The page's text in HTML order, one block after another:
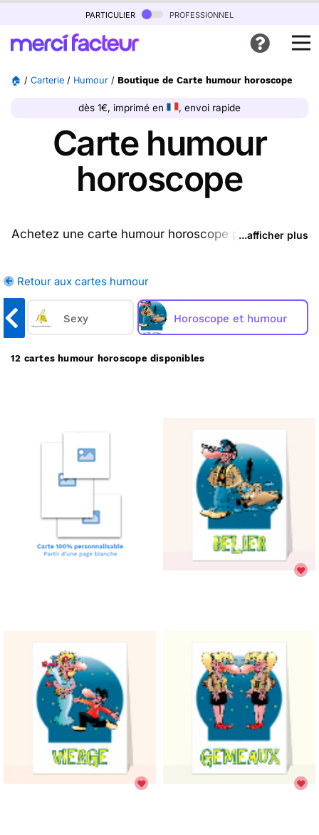
particulier professionnel
🏠 / Carterie / Humour / Boutique de Carte humour horoscope
dès 1€, imprimé en , envoi rapide
Carte humour
horoscope
Achetez une carte humour horoscope ptrésente sur
postons pour vous. En quelques clics, achetez une
ou plusieurs cartes humour horoscope sur Merci
Facteur, nous les imprimons et nous les envoyons
chez vous ou directement chez vos destinataires.
Merci Facteur vous propose
Choisissez une carte humour horoscope;
🎨 Personnalisez votre carte;
💳 Payez votre commande;
✉️ Nous imprimons & postons votre carte;
Elle arrive chez vous ou chez vos destinataires.
...afficher plus
Retour aux cartes humour
Sexy Horoscope et humour
12 cartes humour horoscope disponibles